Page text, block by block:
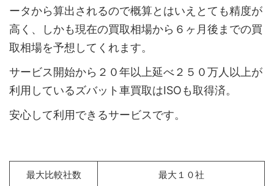
ータから算出されるので概算とはいえとても精度が
高く、しかも現在の買取相場から６ヶ月後までの買
取相場を予想してくれます。
サービス開始から２０年以上延べ２５０万人以上が
利用しているズバット車買取はISOも取得済。
安心して利用できるサービスです。
最大比較社数 最大１０社